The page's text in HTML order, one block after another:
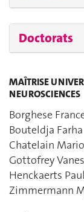
Doctorats
MAÎTRISE
NEUROSCIENCES
Borghese
Bouteldja Farha
Chatelain
Gottofrey
Henckaerts
Zimmermann